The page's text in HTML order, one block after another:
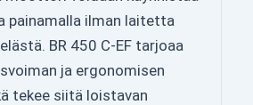
painamalla ilman laitetta
BR 450 C-EF tarjoaa
ja ergonomisen
tekee siitä loistavan